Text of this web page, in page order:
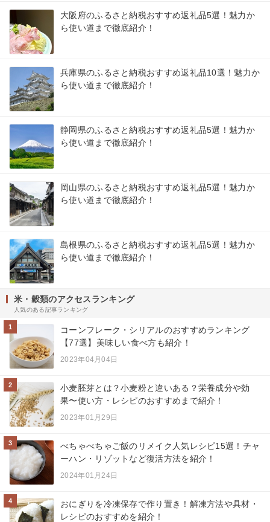
大阪府のふるさと納税おすすめ返礼品5選！魅力か
ら使い道まで徹底紹介！
兵庫県のふるさと納税おすすめ返礼品10選！魅力か
ら使い道まで徹底紹介！
静岡県のふるさと納税おすすめ返礼品5選！魅力か
ら使い道まで徹底紹介！
岡山県のふるさと納税おすすめ返礼品5選！魅力か
ら使い道まで徹底紹介！
島根県のふるさと納税おすすめ返礼品5選！魅力か
ら使い道まで徹底紹介！
米・穀類のアクセスランキング
人気のある記事ランキング
1
コーンフレーク・シリアルのおすすめランキング
【77選】美味しい食べ方も紹介！
2023年04月04日
2
小麦胚芽とは？小麦粉と違いある？栄養成分や効
果〜使い方・レシピのおすすめまで紹介！
2023年01月29日
3
べちゃべちゃご飯のリメイク人気レシピ15選！チャ
ーハン・リゾットなど復活方法を紹介！
2024年01月24日
4
おにぎりを冷凍保存で作り置き！解凍方法や具材・
レシピのおすすめを紹介！